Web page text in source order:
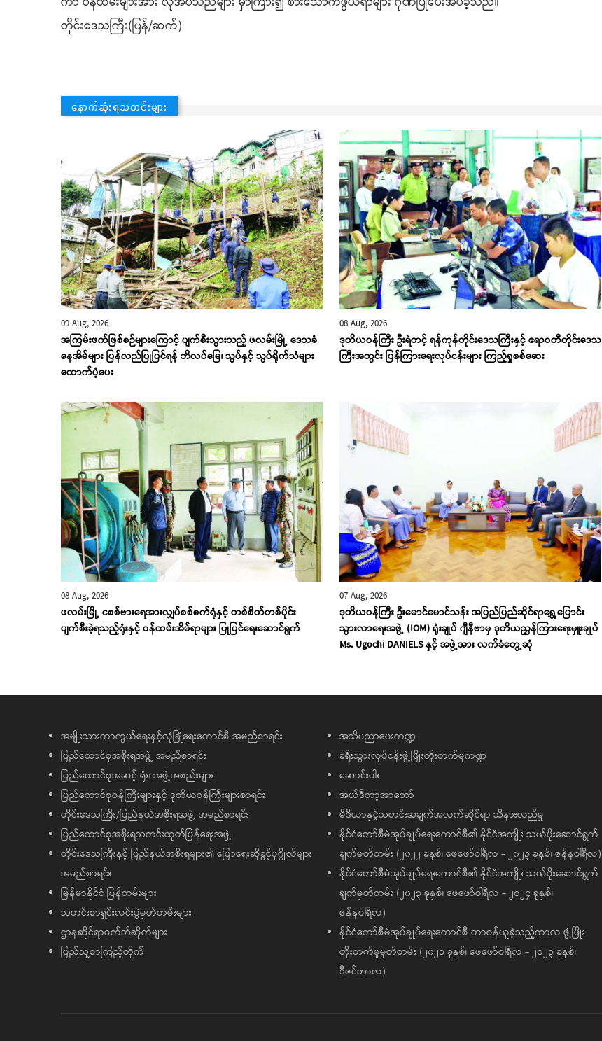
တိုင်းဒေသကြီး(ပြန်/ဆက်)
နောက်ဆုံးရသတင်းများ
09 Aug, 2026
အကြမ်းဖက်ဖြစ်စဉ်များကြောင့် ပျက်စီးသွားသည့် ဖလမ်းမြို့ ဒေသခံ
နေအိမ်များ ပြန်လည်ပြုပြင်ရန် ဘိလပ်မြေ၊ သွပ်နှင့် သွပ်ရိုက်သံများ
ထောက်ပံ့ပေး
08 Aug, 2026
ဒုတိယဝန်ကြီး ဦးရဲတင့် ရန်ကုန်တိုင်းဒေသကြီးနှင့် ဧရာဝတီတိုင်းဒေသ
ကြီးအတွင်း ပြန်ကြားရေးလုပ်ငန်းများ ကြည့်ရှုစစ်ဆေး
08 Aug, 2026
ဖလမ်းမြို့ ငစစ်ဗားရေအားလျှပ်စစ်စက်ရုံနှင့် တစ်စိတ်တစ်ပိုင်း
ပျက်စီးခဲ့ရသည့်ရုံးနှင့် ဝန်ထမ်းအိမ်ရာများ ပြုပြင်ရေးဆောင်ရွက်
07 Aug, 2026
ဒုတိယဝန်ကြီး ဦးမောင်မောင်သန်း အပြည်ပြည်ဆိုင်ရာရွှေ့ပြောင်း
သွားလာရေးအဖွဲ့ (IOM) ရုံးချုပ် ဂျီနီဗာမှ ဒုတိယညွှန်ကြားရေးမှူးချုပ်
Ms. Ugochi DANIELS နှင့် အဖွဲ့အား လက်ခံတွေ့ဆုံ
အမျိုးသားကာကွယ်ရေးနှင့်လုံခြုံရေးကောင်စီ အမည်စာရင်း
ပြည်ထောင်စုအစိုးရအဖွဲ့ အမည်စာရင်း
ပြည်ထောင်စုအဆင့် ရုံး၊ အဖွဲ့အစည်းများ
ပြည်ထောင်စုဝန်ကြီးများနှင့် ဒုတိယဝန်ကြီးများစာရင်း
တိုင်းဒေသကြီး/ပြည်နယ်အစိုးရအဖွဲ့ အမည်စာရင်း
ပြည်ထောင်စုအစိုးရသတင်းထုတ်ပြန်ရေးအဖွဲ့
တိုင်းဒေသကြီးနှင့် ပြည်နယ်အစိုးရများ၏ ပြောရေးဆိုခွင့်ပုဂ္ဂိုလ်များ
အမည်စာရင်း
မြန်မာနိုင်ငံ ပြန်တမ်းများ
သတင်းစာရှင်းလင်းပွဲမှတ်တမ်းများ
ဌာနဆိုင်ရာဝက်ဘ်ဆိုက်များ
ပြည်သူ့စာကြည့်တိုက်
အသိပညာပေးကဏ္ဍ
ခရီးသွားလုပ်ငန်းဖွံ့ဖြိုးတိုးတက်မှုကဏ္ဍ
ဆောင်းပါး
အယ်ဒီတာ့အာဘော်
မီဒီယာနှင့်သတင်းအချက်အလက်ဆိုင်ရာ သိနားလည်မှု
နိုင်ငံတော်စီမံအုပ်ချုပ်ရေးကောင်စီ၏ နိုင်ငံအကျိုး သယ်ပိုးဆောင်ရွက်
ချက်မှတ်တမ်း (၂၀၂၂ ခုနှစ်၊ ဖေဖော်ဝါရီလ - ၂၀၂၃ ခုနှစ်၊ ဇန်နဝါရီလ)
နိုင်ငံတော်စီမံအုပ်ချုပ်ရေးကောင်စီ၏ နိုင်ငံအကျိုး သယ်ပိုးဆောင်ရွက်
ချက်မှတ်တမ်း (၂၀၂၃ ခုနှစ်၊ ဖေဖော်ဝါရီလ - ၂၀၂၄ ခုနှစ်၊
ဇန်နဝါရီလ)
နိုင်ငံတော်စီမံအုပ်ချုပ်ရေးကောင်စီ တာဝန်ယူခဲ့သည့်ကာလ ဖွံ့ဖြိုး
တိုးတက်မှုမှတ်တမ်း (၂၀၂၁ ခုနှစ်၊ ဖေဖော်ဝါရီလ - ၂၀၂၃ ခုနှစ်၊
ဒီဇင်ဘာလ)